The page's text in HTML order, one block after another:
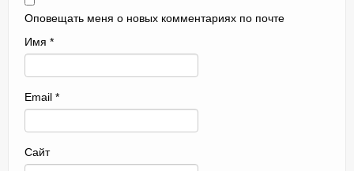
Оповещать меня о новых комментариях по почте
Имя *
Email *
Сайт